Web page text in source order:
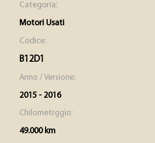
Categoria:
Motori Usati
Codice:
B12D1
Anno / Versione:
2015 - 2016
Chilometrggio:
49.000 km